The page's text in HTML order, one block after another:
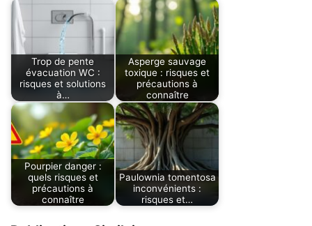
Trop de pente
évacuation WC :
risques et solutions
à…
Asperge sauvage
toxique : risques et
précautions à
connaître
Pourpier danger :
quels risques et
précautions à
connaître
Paulownia tomentosa
inconvénients :
risques et…